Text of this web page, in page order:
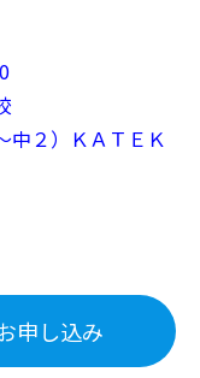
２） ＫＡＴＥＫ
申し込み